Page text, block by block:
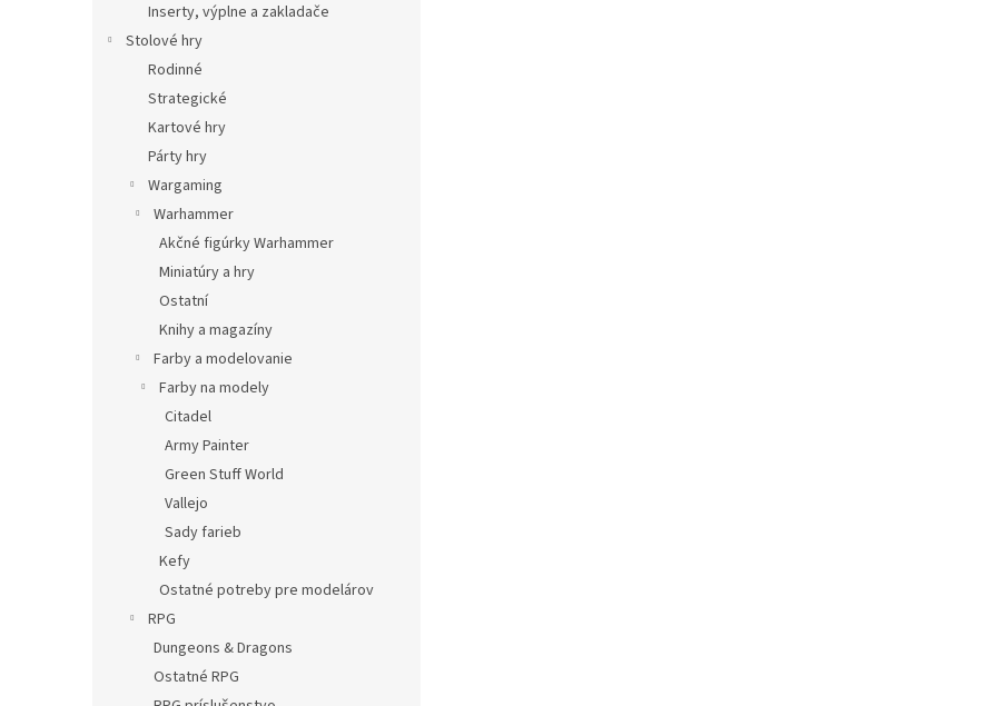
Inserty, výplne a zakladače
Stolové hry
Rodinné
Strategické
Kartové hry
Párty hry
Wargaming
Warhammer
Akčné figúrky Warhammer
Miniatúry a hry
Ostatní
Knihy a magazíny
Farby a modelovanie
Farby na modely
Citadel
Army Painter
Green Stuff World
Vallejo
Sady farieb
Kefy
Ostatné potreby pre modelárov
RPG
Dungeons & Dragons
Ostatné RPG